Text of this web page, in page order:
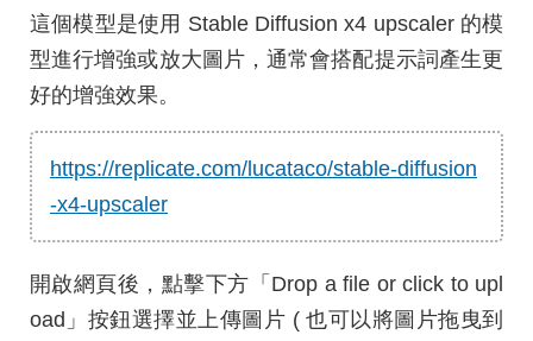
這個模型是使用 Stable Diffusion x4 upscaler 的模
型進行增強或放大圖片，通常會搭配提示詞產生更
好的增強效果。
https://replicate.com/lucataco/stable-diffusion
-x4-upscaler
開啟網頁後，點擊下方「Drop a file or click to upl
oad」按鈕選擇並上傳圖片 ( 也可以將圖片拖曳到